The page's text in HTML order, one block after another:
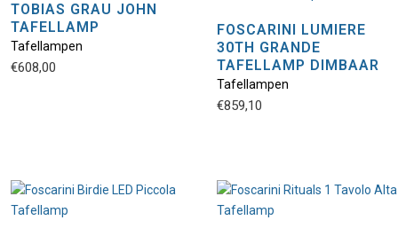
TOBIAS GRAU JOHN
TAFELLAMP
Tafellampen
€608,00
FOSCARINI LUMIERE
30TH GRANDE
TAFELLAMP DIMBAAR
Tafellampen
€859,10